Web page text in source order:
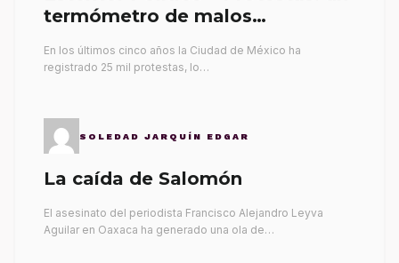
termómetro de malos
En los últimos cinco años la Ciudad de México ha
registrado 25 mil protestas, lo…
SOLEDAD JARQUÍN EDGAR
La caída de Salomón
El asesinato del periodista Francisco Alejandro Leyva
Aguilar en Oaxaca ha generado una ola de…